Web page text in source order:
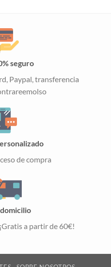
seguro
Paypal, transferencia
de compra
a partir de 60€!